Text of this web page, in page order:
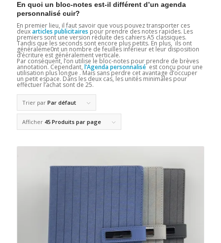
En quoi un bloc-notes est-il différent d’un agenda
personnalisé cuir?
En premier lieu, il faut savoir que vous pouvez transporter ces
deuxarticles publicitaires pour prendre des notes rapides. Les
premiers sont une version réduite des cahiers A5 classiques.
Tandis que les seconds sont encore plus petits. En plus, ils ont
généraleme0nt un nombre de feuilles inférieur et leur disposition
d’écriture est généralement verticale.
Par conséquent, l’on utilise le bloc-notes pour prendre de brèves
annotation. Cependant, l’Agenda personnalisé est conçu pour une
utilisation plus longue . Mais sans perdre cet avantage d’occuper
un petit espace. Dans les deux cas, les unités minimales pour
effectuer l’achat sont de 25.
Trier par Par défaut
Afficher 45 Produits par page